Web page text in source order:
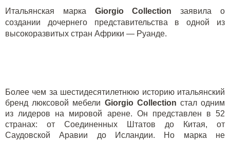
Итальянская марка Giorgio Collection заявила о
создании дочернего представительства в одной из
высокоразвитых стран Африки — Руанде.
Более чем за шестидесятилетнюю историю итальянский
бренд люксовой мебели Giorgio Collection стал одним
из лидеров на мировой арене. Он представлен в 52
странах: от Соединенных Штатов до Китая, от
Саудовской Аравии до Исландии. Но марка не